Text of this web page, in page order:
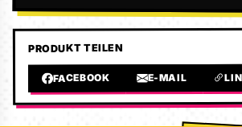
PRODUKT TEILEN
FACEBOOK E-MAIL